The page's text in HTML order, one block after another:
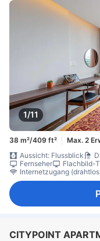
1/11
38 m²/409 ft² Max. 2
Aussicht: Flussblick
Fernseher
Flachbild-
Internetzugang
CITYPOINT